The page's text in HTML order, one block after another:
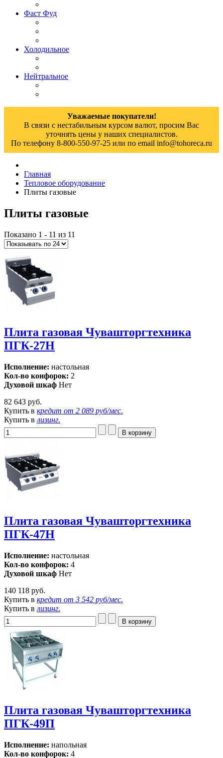
Фаст Фуд
Холодильное
Нейтральное
Уважаемые покупатели!
В связи с нестабильным курсом валют, просим Вас
уточнять цены у наших специалистов.
По телефону 8-800-550-97-25 или по email info@tohoreca.ru
Главная
Тепловое оборудование
Плиты газовые
Плиты газовые
Показано 1 - 11 из 11
Плита газовая Чувашторгтехника
ПГК-27Н
Исполнение: настольная
Кол-во конфорок: 2
Духовой шкаф Нет
82 643 руб.
Купить в кредит от 2 089 руб/мес.
Купить в лизинг.
Плита газовая Чувашторгтехника
ПГК-47Н
Исполнение: настольная
Кол-во конфорок: 4
Духовой шкаф Нет
140 118 руб.
Купить в кредит от 3 542 руб/мес.
Купить в лизинг.
Плита газовая Чувашторгтехника
ПГК-49П
Исполнение: напольная
Кол-во конфорок: 4